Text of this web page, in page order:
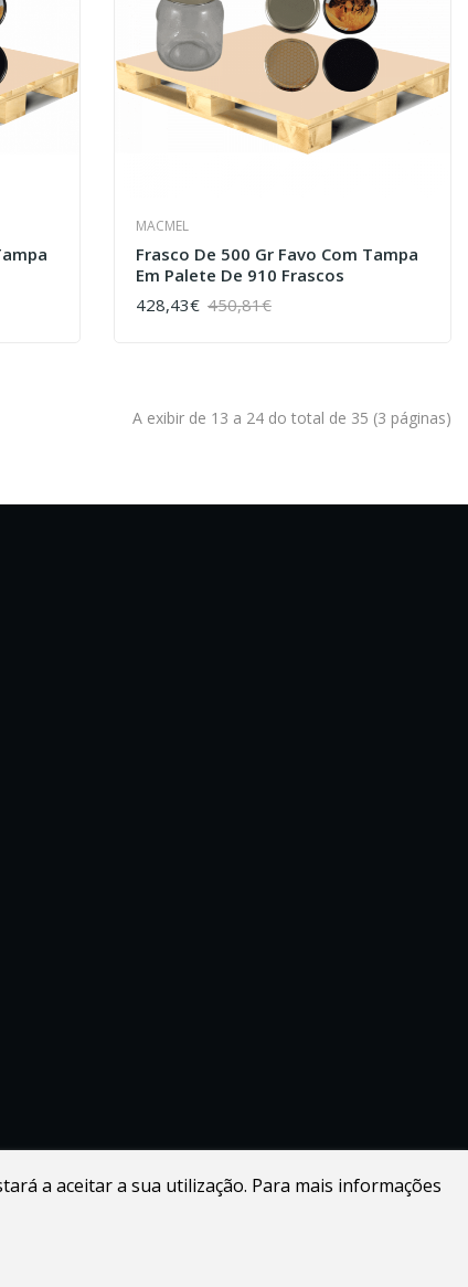
MACMEL
Frasco De 500 Gr Favo Com Tampa
Em Palete De 910 Frascos
428,43€ 450,81€
COMPRAR
A exibir de 13 a 24 do total de 35 (3 páginas)
a aceitar a sua utilização. Para mais informações